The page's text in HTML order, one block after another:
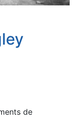
de